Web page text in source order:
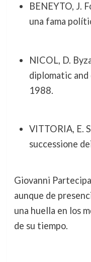
BENEYTO, J.
una fama
NICOL, D.
diplomatic
1988.
VITTORIA, E.
successione
Giovanni
aunque de
una huella en los
de su tiempo.